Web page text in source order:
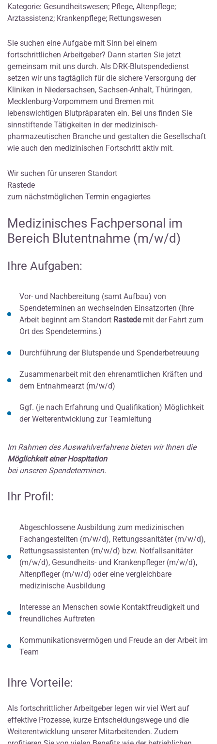
Kategorie: Gesundheitswesen; Pflege, Altenpflege;
Arztassistenz; Krankenpflege; Rettungswesen
Sie suchen eine Aufgabe mit Sinn bei einem
fortschrittlichen Arbeitgeber? Dann starten Sie jetzt
gemeinsam mit uns durch. Als DRK-Blutspendedienst
setzen wir uns tagtäglich für die sichere Versorgung der
Kliniken in Niedersachsen, Sachsen-Anhalt, Thüringen,
Mecklenburg-Vorpommern und Bremen mit
lebenswichtigen Blutpräparaten ein. Bei uns finden Sie
sinnstiftende Tätigkeiten in der medizinisch-
pharmazeutischen Branche und gestalten die Gesellschaft
wie auch den medizinischen Fortschritt aktiv mit.
Wir suchen für unseren Standort
Rastede
zum nächstmöglichen Termin engagiertes
Medizinisches Fachpersonal im
Bereich Blutentnahme (m/w/d)
Ihre Aufgaben:
Vor- und Nachbereitung (samt Aufbau) von
Spendeterminen an wechselnden Einsatzorten (Ihre
Arbeit beginnt am Standort Rastedemit der Fahrt zum
Ort des Spendetermins.)
Durchführung der Blutspende und Spenderbetreuung
Zusammenarbeit mit den ehrenamtlichen Kräften und
dem Entnahmearzt (m/w/d)
Ggf. (je nach Erfahrung und Qualifikation) Möglichkeit
der Weiterentwicklung zur Teamleitung
Im Rahmen des Auswahlverfahrens bieten wir Ihnen die
Möglichkeit einer Hospitation
bei unseren Spendeterminen.
Ihr Profil:
Abgeschlossene Ausbildung zum medizinischen
Fachangestellten (m/w/d), Rettungssanitäter (m/w/d),
Rettungsassistenten (m/w/d) bzw. Notfallsanitäter
(m/w/d), Gesundheits- und Krankenpfleger (m/w/d),
Altenpfleger (m/w/d) oder eine vergleichbare
medizinische Ausbildung
Interesse an Menschen sowie Kontaktfreudigkeit und
freundliches Auftreten
Kommunikationsvermögen und Freude an der Arbeit im
Team
Ihre Vorteile:
Als fortschrittlicher Arbeitgeber legen wir viel Wert auf
effektive Prozesse, kurze Entscheidungswege und die
Weiterentwicklung unserer Mitarbeitenden. Zudem